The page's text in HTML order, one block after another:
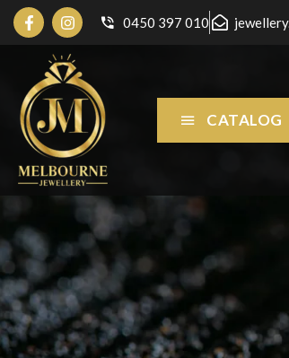
0450 397 010
CATALOG